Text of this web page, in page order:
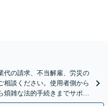
代の請求、不当解雇、労災の
相談ください。使用者側から
煩雑な法的手続きまでサポー
さい。